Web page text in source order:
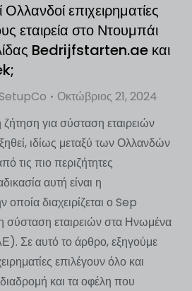
Ολλανδοί επιχειρηματίες
εταιρεία στο Ντουμπάι
Bedrijfstarten.ae και
SetupCo
Οκτώβριος 21, 2024
ζήτηση για σύσταση εταιρειών
ιδίως μεταξύ των Ολλανδών
τις πιο περιζήτητες
αυτή είναι η
διαχειρίζεται ο Sep
σύσταση εταιρειών στα Ηνωμένα
Σε αυτό το άρθρο, εξηγούμε
επιλέγουν όλο και
και τα οφέλη που